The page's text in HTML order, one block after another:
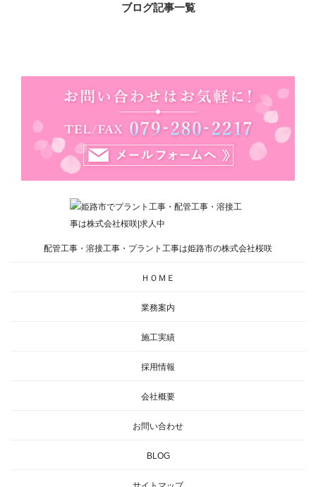
ブログ記事一覧
配管工事・溶接工事・プラント工事は姫路市の株式会社桜咲
ＨＯＭＥ
業務案内
施工実績
採用情報
会社概要
お問い合わせ
BLOG